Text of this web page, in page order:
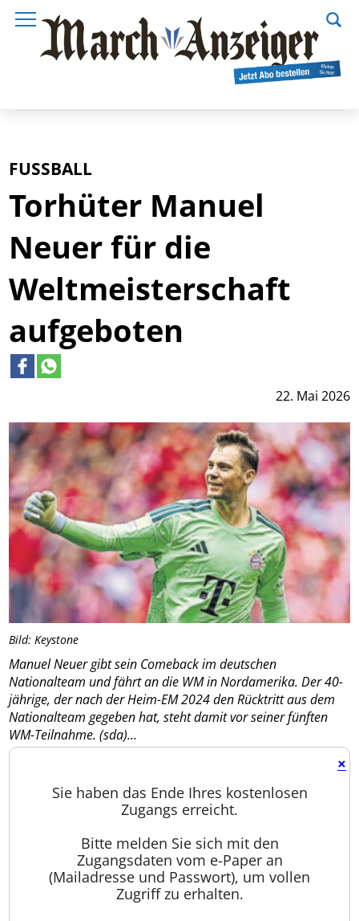
Bild: Keystone
22. Mai 2026
FUSSBALL
Torhüter Manuel
Neuer für die
Weltmeisterschaft
aufgeboten
Manuel Neuer gibt sein Comeback im deutschen
Nationalteam und fährt an die WM in Nordamerika. Der 40-
jährige, der nach der Heim-EM 2024 den Rücktritt aus dem
Nationalteam gegeben hat, steht damit vor seiner fünften
WM-Teilnahme. (sda)...
×
Sie haben das Ende Ihres kostenlosen
Zugangs erreicht.
Bitte melden Sie sich mit den
Zugangsdaten vom e-Paper an
(Mailadresse und Passwort), um vollen
Zugriff zu erhalten.